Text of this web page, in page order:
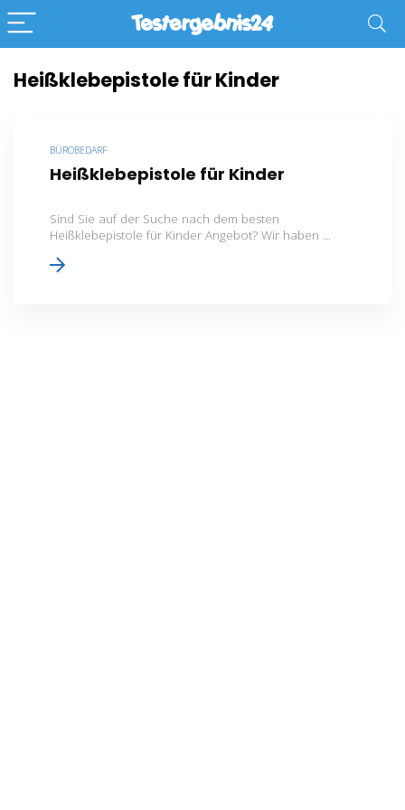
Heißklebepistole für Kinder
BÜROBEDARF
Heißklebepistole für Kinder
Sind Sie auf der Suche nach dem besten
Heißklebepistole für Kinder Angebot? Wir haben ...